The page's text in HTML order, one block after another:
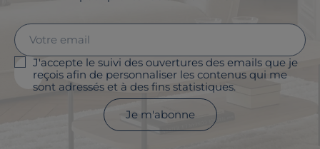
J'accepte le suivi des ouvertures des emails que je
reçois afin de personnaliser les contenus qui me
sont adressés et à des fins statistiques.
Je m'abonne